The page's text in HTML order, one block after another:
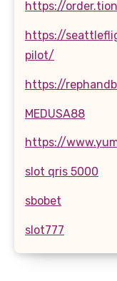
https://
https://
pilot/
https://
MEDUSA88
https://
slot qris 5000
sbobet
slot777